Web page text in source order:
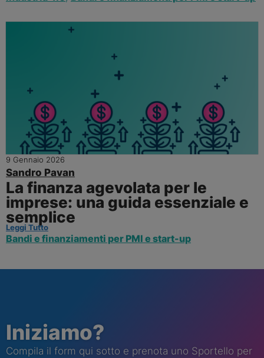
9 Gennaio 2026
Sandro Pavan
La finanza agevolata per le
imprese: una guida essenziale e
semplice
Leggi Tutto
Bandi e finanziamenti per PMI e start-up
Iniziamo?
Compila il form qui sotto e prenota uno Sportello per